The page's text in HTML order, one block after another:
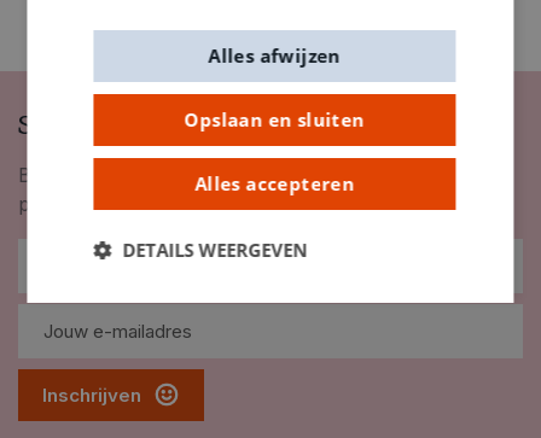
Schrijf je in op onze nieuwsbrief
Blijf op de hoogte van nieuwigheden, inspiratie,
promoties en meer!
Inschrijven
Opslaan en sluiten
Alles accepteren
Alles afwijzen
DETAILS WEERGEVEN